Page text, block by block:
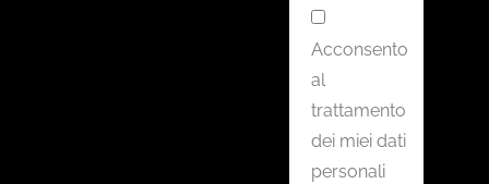
Acconsento
al
trattamento
dei miei dati
personali